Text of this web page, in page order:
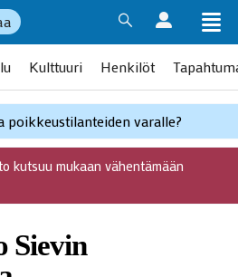
Kulttuuri Henkilöt
poikkeustilanteiden varalle?
kutsuu mukaan vähentämään
Sievin